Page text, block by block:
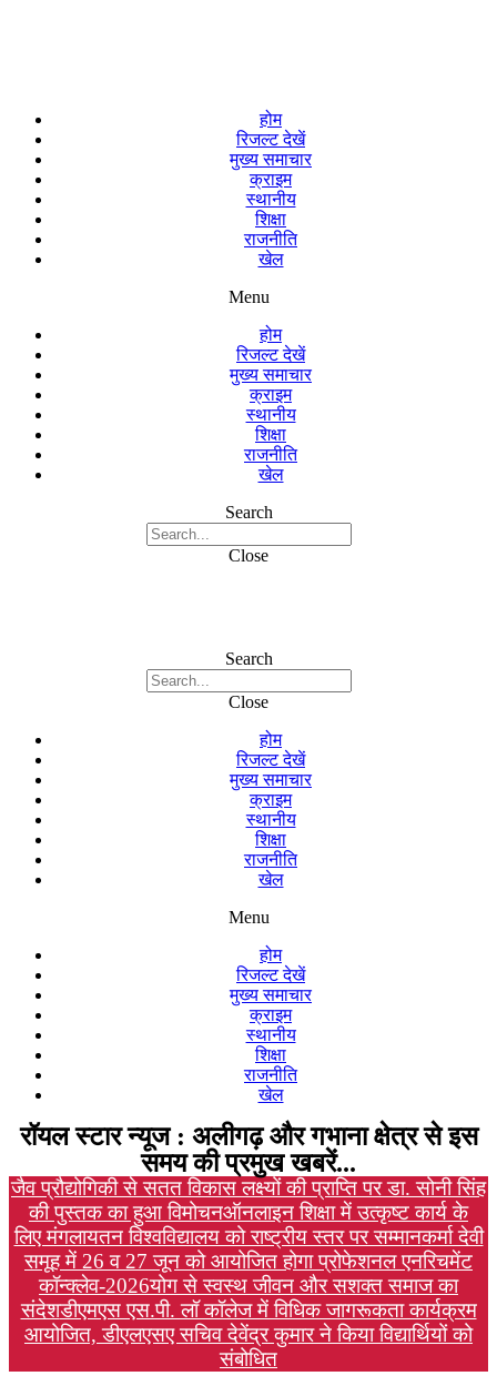
होम
रिजल्ट देखें
मुख्य समाचार
क्राइम
स्थानीय
शिक्षा
राजनीति
खेल
Menu
होम
रिजल्ट देखें
मुख्य समाचार
क्राइम
स्थानीय
शिक्षा
राजनीति
खेल
Search
Close
Search
Close
होम
रिजल्ट देखें
मुख्य समाचार
क्राइम
स्थानीय
शिक्षा
राजनीति
खेल
Menu
होम
रिजल्ट देखें
मुख्य समाचार
क्राइम
स्थानीय
शिक्षा
राजनीति
खेल
रॉयल स्टार न्यूज : अलीगढ़ और गभाना क्षेत्र से इस
समय की प्रमुख खबरें...
जैव प्रौद्योगिकी से सतत विकास लक्ष्यों की प्राप्ति पर डा. सोनी सिंह
की पुस्तक का हुआ विमोचनऑनलाइन शिक्षा में उत्कृष्ट कार्य के
लिए मंगलायतन विश्वविद्यालय को राष्ट्रीय स्तर पर सम्मानकर्मा देवी
समूह में 26 व 27 जून को आयोजित होगा प्रोफेशनल एनरिचमेंट
कॉन्क्लेव-2026योग से स्वस्थ जीवन और सशक्त समाज का
संदेशडीएमएस एस.पी. लॉ कॉलेज में विधिक जागरूकता कार्यक्रम
आयोजित, डीएलएसए सचिव देवेंद्र कुमार ने किया विद्यार्थियों को
संबोधित